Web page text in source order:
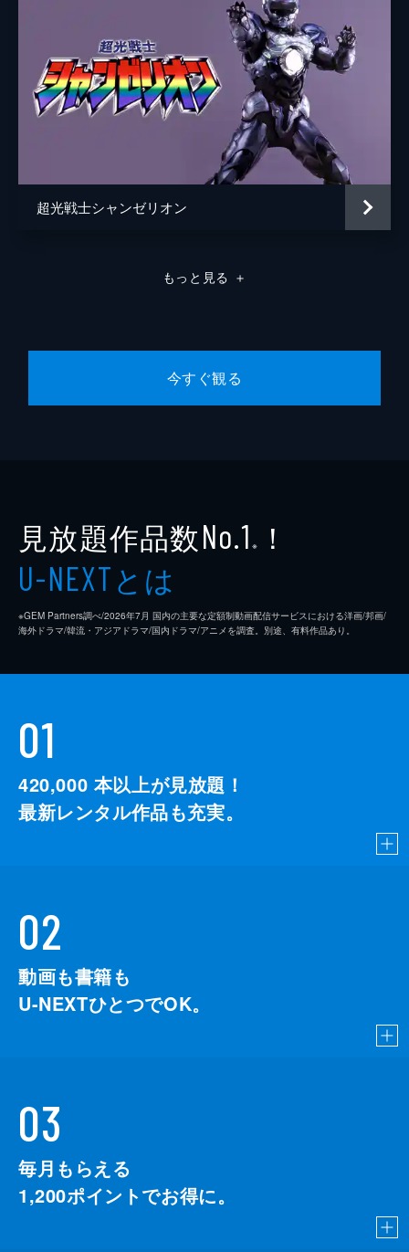
超光戦士シャンゼリオン
もっと見る ＋
今すぐ観る
見放題作品数No.1 ※ ！
U-NEXTとは
※GEM Partners調べ/2026年7⽉ 国内の主要な定額制動画配信サービスにおける洋画/邦画/
海外ドラマ/韓流・アジアドラマ/国内ドラマ/アニメを調査。別途、有料作品あり。
01
420,000 本以上が見放題！
最新レンタル作品も充実。
02
動画も書籍も
U-NEXTひとつでOK。
03
毎月もらえる
1,200ポイントでお得に。